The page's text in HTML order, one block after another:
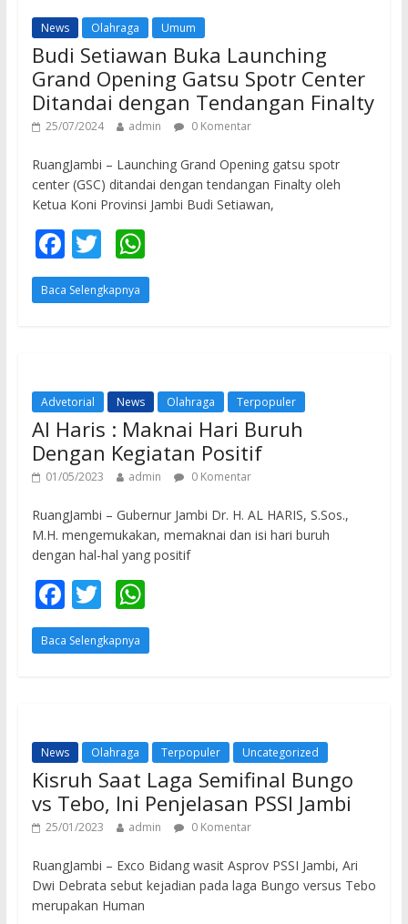
o
k
p
p
News Olahraga Umum
Budi Setiawan Buka Launching
Grand Opening Gatsu Spotr Center
Ditandai dengan Tendangan Finalty
25/07/2024 admin 0 Komentar
RuangJambi – Launching Grand Opening gatsu spotr
center (GSC) ditandai dengan tendangan Finalty oleh
Ketua Koni Provinsi Jambi Budi Setiawan,
F
ac
e
o
k
T
w
itt
W
h
at
p
p
Baca Selengkapnya
Advetorial News Olahraga Terpopuler
Al Haris : Maknai Hari Buruh
Dengan Kegiatan Positif
01/05/2023 admin 0 Komentar
RuangJambi – Gubernur Jambi Dr. H. AL HARIS, S.Sos.,
M.H. mengemukakan, memaknai dan isi hari buruh
dengan hal-hal yang positif
F
ac
e
o
k
T
w
itt
W
h
at
p
p
Baca Selengkapnya
News Olahraga Terpopuler Uncategorized
Kisruh Saat Laga Semifinal Bungo
vs Tebo, Ini Penjelasan PSSI Jambi
25/01/2023 admin 0 Komentar
RuangJambi – Exco Bidang wasit Asprov PSSI Jambi, Ari
Dwi Debrata sebut kejadian pada laga Bungo versus Tebo
merupakan Human